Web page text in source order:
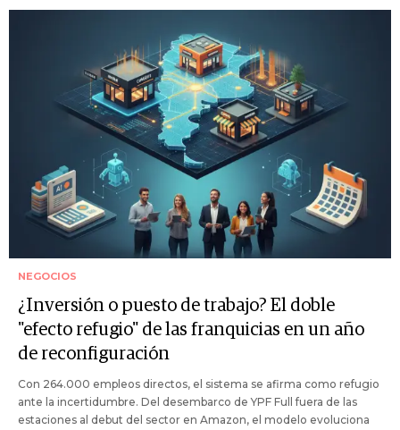
NEGOCIOS
¿Inversión o puesto de trabajo? El doble
"efecto refugio" de las franquicias en un año
de reconfiguración
Con 264.000 empleos directos, el sistema se afirma como refugio
ante la incertidumbre. Del desembarco de YPF Full fuera de las
estaciones al debut del sector en Amazon, el modelo evoluciona